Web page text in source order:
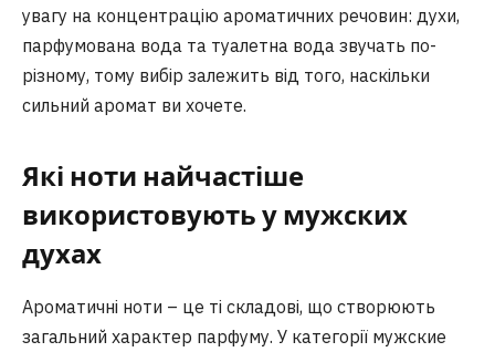
увагу на концентрацію ароматичних речовин: духи,
парфумована вода та туалетна вода звучать по-
різному, тому вибір залежить від того, наскільки
сильний аромат ви хочете.
Які ноти найчастіше
використовують у мужских
духах
Ароматичні ноти – це ті складові, що створюють
загальний характер парфуму. У категорії мужские